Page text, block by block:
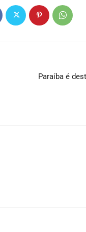
Paraíba é